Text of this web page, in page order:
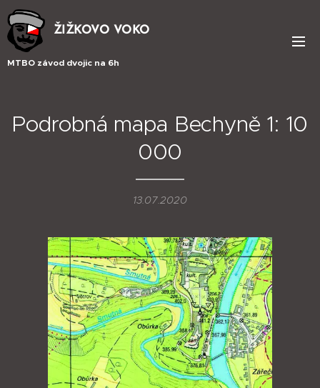
ŽIŽKOVO VOKO
MTBO závod dvojic na 6h
Podrobná mapa Bechyně 1: 10
000
13.07.2020